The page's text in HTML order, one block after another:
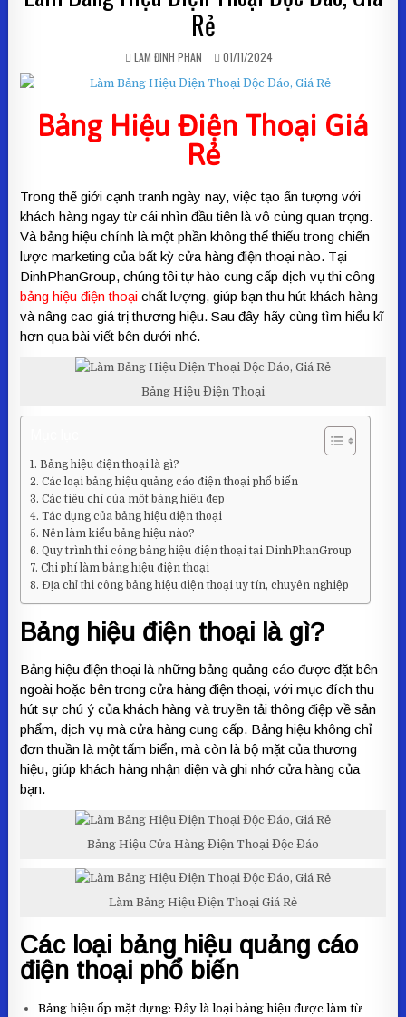
Rẻ
AUTHOR:
LAM ĐINH PHAN PUBLISHED DATE:
01/11/2024
Bảng Hiệu Điện Thoại Giá
Rẻ
Trong thế giới cạnh tranh ngày nay, việc tạo ấn tượng với
khách hàng ngay từ cái nhìn đầu tiên là vô cùng quan trọng.
Và bảng hiệu chính là một phần không thể thiếu trong chiến
lược marketing của bất kỳ cửa hàng điện thoại nào. Tại
DinhPhanGroup, chúng tôi tự hào cung cấp dịch vụ thi công
bảng hiệu điện thoại chất lượng, giúp bạn thu hút khách hàng
và nâng cao giá trị thương hiệu. Sau đây hãy cùng tìm hiểu kĩ
hơn qua bài viết bên dưới nhé.
Bảng Hiệu Điện Thoại
Bảng hiệu điện thoại là gì?
Các loại bảng hiệu quảng cáo điện thoại phổ biến
Các tiêu chí của một bảng hiệu đẹp
Tác dụng của bảng hiệu điện thoại
Nên làm kiểu bảng hiệu nào?
Quy trình thi công bảng hiệu điện thoại tại DinhPhanGroup
Chi phí làm bảng hiệu điện thoại
Địa chỉ thi công bảng hiệu điện thoại uy tín, chuyên nghiệp
Bảng hiệu điện thoại là gì?
Bảng hiệu điện thoại là những bảng quảng cáo được đặt bên
ngoài hoặc bên trong cửa hàng điện thoại, với mục đích thu
hút sự chú ý của khách hàng và truyền tải thông điệp về sản
phẩm, dịch vụ mà cửa hàng cung cấp. Bảng hiệu không chỉ
đơn thuần là một tấm biển, mà còn là bộ mặt của thương
hiệu, giúp khách hàng nhận diện và ghi nhớ cửa hàng của
bạn.
Bảng Hiệu Cửa Hàng Điện Thoại Độc Đáo
Làm Bảng Hiệu Điện Thoại Giá Rẻ
Các loại bảng hiệu quảng cáo
điện thoại phổ biến
Bảng hiệu ốp mặt dựng: Đây là loại bảng hiệu được làm từ